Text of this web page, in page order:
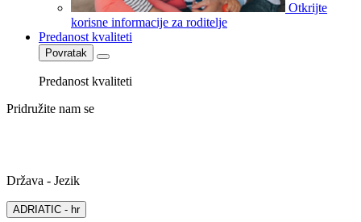
Otkrijte
korisne informacije za roditelje
Predanost kvaliteti
Povratak
Predanost kvaliteti
Pridružite nam se
Država - Jezik
ADRIATIC - hr